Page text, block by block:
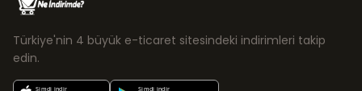
Türkiye'nin 4 büyük e-ticaret sitesindeki indirimleri takip
edin.